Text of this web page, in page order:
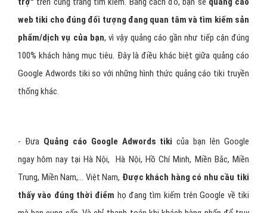
web tiki cho đúng đối tượng đang quan tâm và tìm kiếm sản
phẩm/dịch vụ của bạn, vì vậy quảng cáo gần như tiếp cận đúng
100% khách hàng mục tiêu. Đây là điều khác biệt giữa quảng cáo
Google Adwords tiki so với những hình thức quảng cáo tiki truyền
thống khác.
- Đưa Quảng cáo Google Adwords tikicủa bạn lên Google
ngay hôm nay tại Hà Nội, Hà Nội, Hồ Chí Minh, Miền Bắc, Miền
Trung, Miền Nam,… Việt Nam, Được khách hàng có nhu cầu tiki
thấy vào đúng thời điểm họ đang tìm kiếm trên Google về tiki